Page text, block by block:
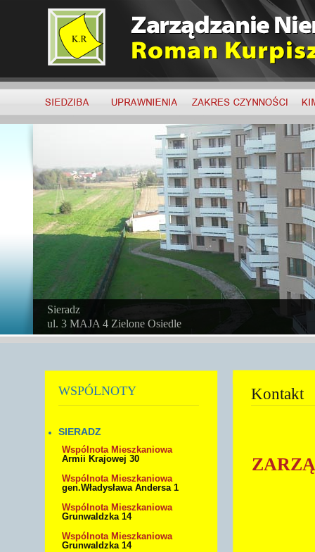
Sieradz
ul. 3 MAJA 4 Zielone Osiedle
WSPÓLNOTY
SIERADZ
Wspólnota Mieszkaniowa
Armii Krajowej 30
Wspólnota Mieszkaniowa
gen.Władysława Andersa 1
Wspólnota Mieszkaniowa
Grunwaldzka 14
Wspólnota Mieszkaniowa
Grunwaldzka 14
Kontakt